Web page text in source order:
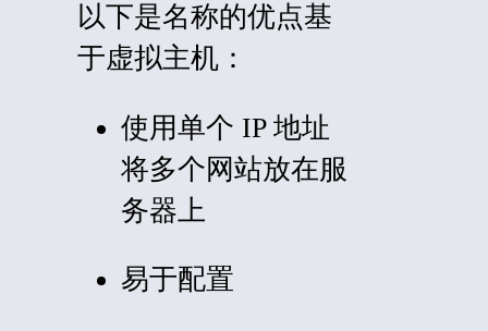
以下是名称的优点基
于虚拟主机：
使用单个 IP 地址
将多个网站放在服
务器上
易于配置